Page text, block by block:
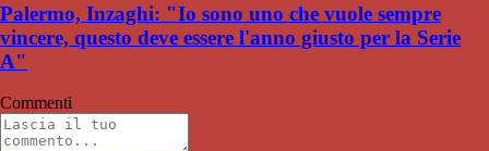
Palermo, Inzaghi: "Io sono uno che vuole sempre
vincere, questo deve essere l'anno giusto per la Serie
A"
Commenti